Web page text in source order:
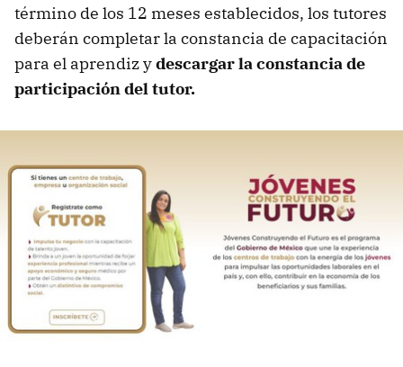
término de los 12 meses establecidos, los tutores
deberán completar la constancia de capacitación
para el aprendiz ydescargar la constancia de
participación del tutor.